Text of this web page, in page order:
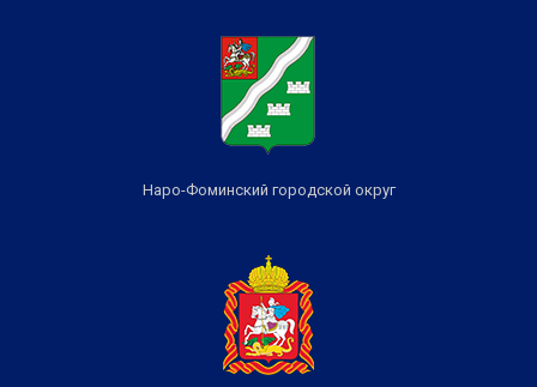
Наро-Фоминский городской округ